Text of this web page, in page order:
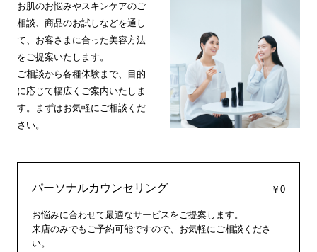
お肌のお悩みやスキンケアのご
相談、商品のお試しなどを通し
て、お客さまに合った美容方法
をご提案いたします。
ご相談から各種体験まで、目的
に応じて幅広くご案内いたしま
す。まずはお気軽にご相談くだ
さい。
パーソナルカウンセリング ￥0
お悩みに合わせて最適なサービスをご提案します。
来店のみでもご予約可能ですので、お気軽にご相談くださ
い。